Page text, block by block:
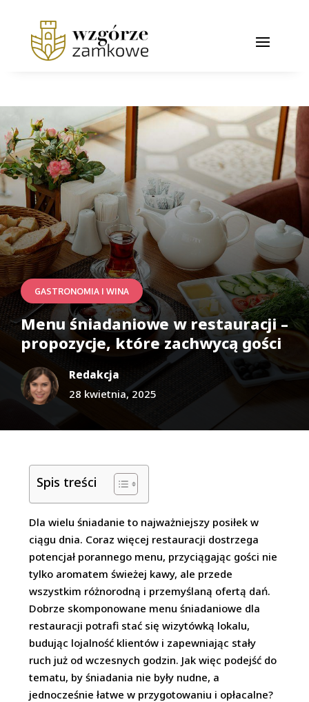
GASTRONOMIA I WINA
Menu śniadaniowe w restauracji –
propozycje, które zachwycą gości
Redakcja
28 kwietnia, 2025
Spis treści
Dla wielu śniadanie to najważniejszy posiłek w
ciągu dnia. Coraz więcej restauracji dostrzega
potencjał porannego menu, przyciągając gości nie
tylko aromatem świeżej kawy, ale przede
wszystkim różnorodną i przemyślaną ofertą dań.
Dobrze skomponowane menu śniadaniowe dla
restauracji potrafi stać się wizytówką lokalu,
budując lojalność klientów i zapewniając stały
ruch już od wczesnych godzin. Jak więc podejść do
tematu, by śniadania nie były nudne, a
jednocześnie łatwe w przygotowaniu i opłacalne?